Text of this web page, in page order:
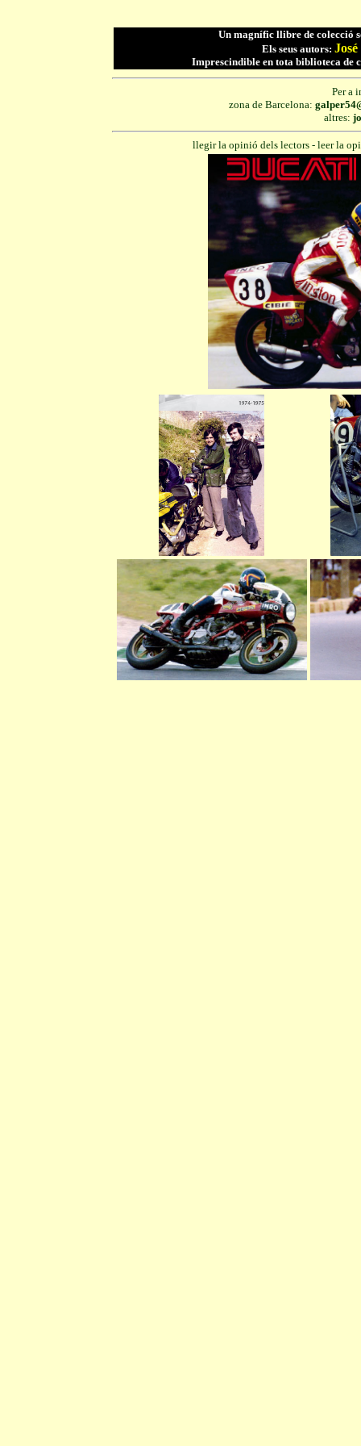
Un magnífic llibre de colecció
Els seus autors:
Imprescindible en tota biblioteca de
Per a
zona de Barcelona:
altres:
llegir la opinió dels lectors - leer la